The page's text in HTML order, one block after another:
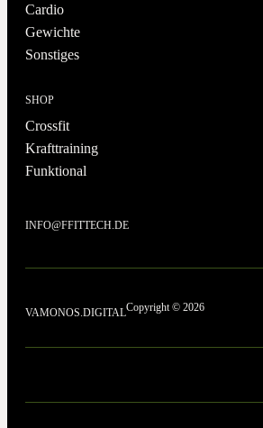
Cardio
Gewichte
Sonstiges
SHOP
Crossfit
Krafttraining
Funktional
INFO@FFITTECH.DE
VAMONOS.DIGITALCopyright © 2026